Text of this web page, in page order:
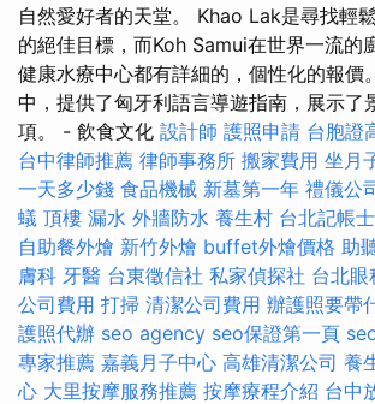
自然愛好者的天堂。 Khao Lak是尋找輕
的絕佳目標，而Koh Samui在世界一流的
健康水療中心都有詳細的，個性化的報價
中，提供了匈牙利語言導遊指南，展示了
項。 - 飲食文化 設計師 護照申請 台胞證
台中律師推薦 律師事務所 搬家費用 坐月
一天多少錢 食品機械 新墓第一年 禮儀公
蟻 頂樓 漏水 外牆防水 養生村 台北記帳
自助餐外燴 新竹外燴 buffet外燴價格 助
膚科 牙醫 台東徵信社 私家偵探社 台北眼
公司費用 打掃 清潔公司費用 辦護照要帶
護照代辦 seo agency seo保證第一頁
專家推薦 嘉義月子中心 高雄清潔公司 養
心 大里按摩服務推薦 按摩療程介紹 台中